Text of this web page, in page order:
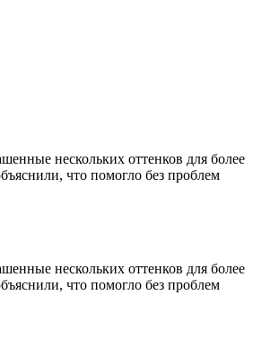
нескольких оттенков для более
что помогло без проблем
нескольких оттенков для более
что помогло без проблем